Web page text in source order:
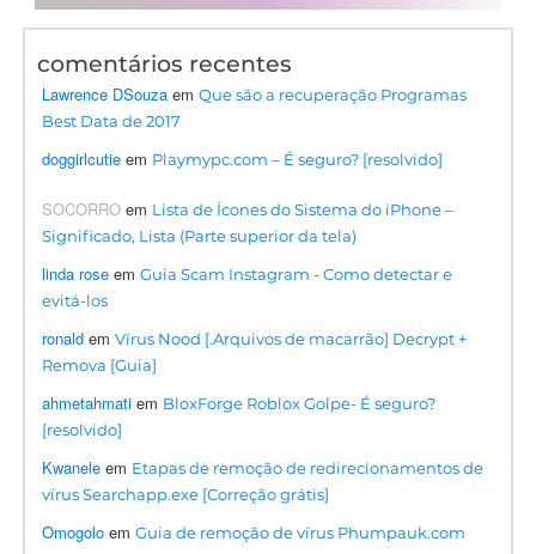
comentários recentes
Lawrence DSouza emQue são a recuperação Programas
Best Data de 2017
doggirlcutie em Playmypc.com – É seguro? [resolvido]
SOCORRO em Lista de Ícones do Sistema do iPhone –
Significado, Lista (Parte superior da tela)
linda rose emGuia Scam Instagram - Como detectar e
evitá-los
ronald emVírus Nood [.Arquivos de macarrão] Decrypt +
Remova [Guia]
ahmetahmati em BloxForge Roblox Golpe- É seguro?
[resolvido]
Kwanele em Etapas de remoção de redirecionamentos de
vírus Searchapp.exe [Correção grátis]
Omogolo emGuia de remoção de vírus Phumpauk.com